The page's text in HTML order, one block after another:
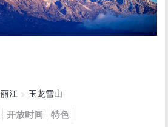
丽江 玉龙雪山
开放时间 特色